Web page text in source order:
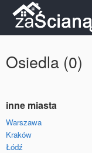
Osiedla (0)
inne miasta
Warszawa
Kraków
Łódź